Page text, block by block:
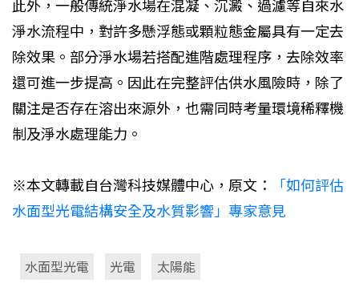
此外，一般傳統淨水場在混凝、沉澱、過濾等自來水
淨水流程中，對許多懸浮態或顆粒態金屬具有一定去
除效果。部分淨水場若搭配進階處理程序，去除效率
還可進一步提高。因此在完整評估供水風險時，除了
關注是否存在溶出來源外，也需同時考量環境稀釋機
制及淨水處理能力。
※本文轉載自台灣科技媒體中心，原文：
「如何評估
水面型光電結構安全及水質影響」專家意見
水面型光電 光電 太陽能